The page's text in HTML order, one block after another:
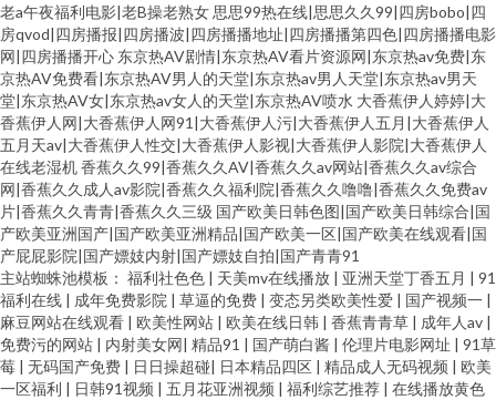
老a午夜福利电影|老B操老熟女 思思99热在线|思思久久99|四房bobo|四
房qvod|四房播报|四房播波|四房播播地址|四房播播第四色|四房播播电影
网|四房播播开心 东京热AV剧情|东京热AV看片资源网|东京热av免费|东
京热AV免费看|东京热AV男人的天堂|东京热av男人天堂|东京热av男天
堂|东京热AV女|东京热av女人的天堂|东京热AV喷水 大香蕉伊人婷婷|大
香蕉伊人网|大香蕉伊人网91|大香蕉伊人污|大香蕉伊人五月|大香蕉伊人
五月天av|大香蕉伊人性交|大香蕉伊人影视|大香蕉伊人影院|大香蕉伊人
在线老湿机香蕉久久99|香蕉久久AV|香蕉久久av网站|香蕉久久av综合
网|香蕉久久成人av影院|香蕉久久福利院|香蕉久久噜噜|香蕉久久免费av
片|香蕉久久青青|香蕉久久三级 国产欧美日韩色图|国产欧美日韩综合|国
产欧美亚洲国产|国产欧美亚洲精品|国产欧美一区|国产欧美在线观看|国
产屁屁影院|国产嫖妓内射|国产嫖妓自拍|国产青青91
主站蜘蛛池模板： 福利社色色 | 天美mv在线播放 | 亚洲天堂丁香五月 | 91
福利在线 | 成年免费影院 | 草逼的免费 | 变态另类欧美性爱 | 国产视频一 |
麻豆网站在线观看 | 欧美性网站 | 欧美在线日韩 | 香蕉青青草 | 成年人av |
免费污的网站 | 内射美女网| 精品91 | 国产萌白酱 | 伦理片电影网址 | 91草
莓 | 无码国产免费 | 日日操超碰| 日本精品四区 | 精品成人无码视频 | 欧美
一区福利 | 日韩91视频 | 五月花亚洲视频 | 福利综艺推荐 | 在线播放黄色